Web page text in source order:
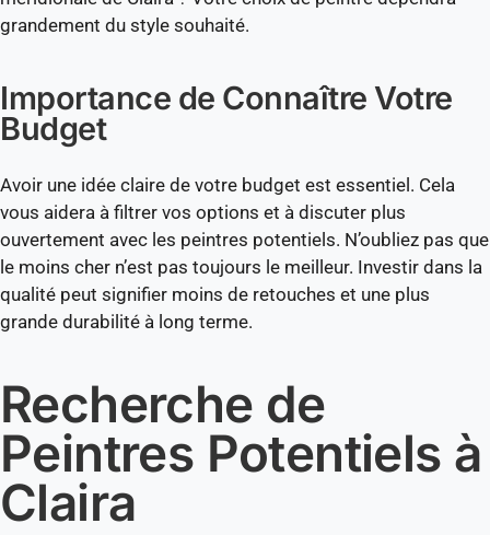
grandement du style souhaité.
Importance de Connaître Votre
Budget
Avoir une idée claire de votre budget est essentiel. Cela
vous aidera à filtrer vos options et à discuter plus
ouvertement avec les peintres potentiels. N’oubliez pas que
le moins cher n’est pas toujours le meilleur. Investir dans la
qualité peut signifier moins de retouches et une plus
grande durabilité à long terme.
Recherche de
Peintres Potentiels à
Claira